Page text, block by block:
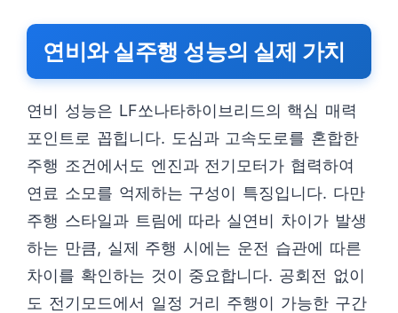
연비와 실주행 성능의 실제 가치
연비 성능은 LF쏘나타하이브리드의 핵심 매력
포인트로 꼽힙니다. 도심과 고속도로를 혼합한
주행 조건에서도 엔진과 전기모터가 협력하여
연료 소모를 억제하는 구성이 특징입니다. 다만
주행 스타일과 트림에 따라 실연비 차이가 발생
하는 만큼, 실제 주행 시에는 운전 습관에 따른
차이를 확인하는 것이 중요합니다. 공회전 없이
도 전기모드에서 일정 거리 주행이 가능한 구간